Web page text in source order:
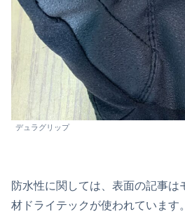
デュラグリップ
防水性に関しては、表面の記事は
材ドライテックが使われています。